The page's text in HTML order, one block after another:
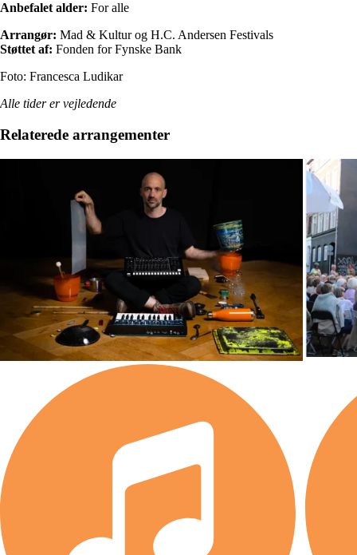
Anbefalet alder: For alle
Arrangør: Mad & Kultur og H.C. Andersen Festivals
Støttet af: Fonden for Fynske Bank
Foto: Francesca Ludikar
Alle tider er vejledende
Relaterede arrangementer